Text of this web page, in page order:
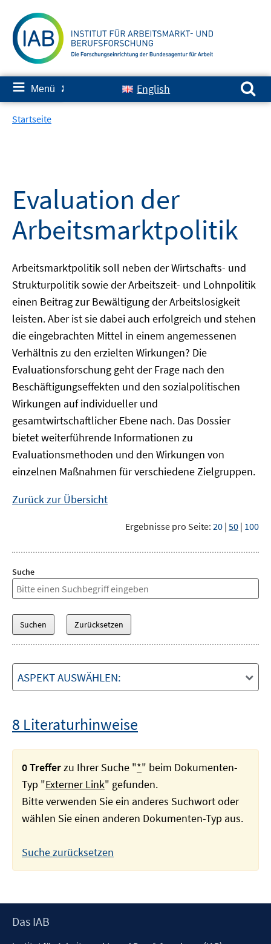
zum
Inhalt
≡ Menü ✘ English
Suchen nach:
Startseite
Evaluation der
Arbeitsmarktpolitik
Arbeitsmarktpolitik soll neben der Wirtschafts- und
Strukturpolitik sowie der Arbeitszeit- und Lohnpolitik
einen Beitrag zur Bewältigung der Arbeitslosigkeit
leisten. Aber ist sie dabei auch erfolgreich und stehen
die eingebrachten Mittel in einem angemessenen
Verhältnis zu den erzielten Wirkungen? Die
Evaluationsforschung geht der Frage nach den
Beschäftigungseffekten und den sozialpolitischen
Wirkungen auf individueller und
gesamtwirtschaftlicher Ebene nach. Das Dossier
bietet weiterführende Informationen zu
Evaluationsmethoden und den Wirkungen von
einzelnen Maßnahmen für verschiedene Zielgruppen.
Zurück zur Übersicht
Ergebnisse pro Seite: 20 | 50 | 100
Suche
ASPEKT AUSWÄHLEN:
8 Literaturhinweise
0 Trefferzu Ihrer Suche "*" beim Dokumenten-
Typ "Externer Link" gefunden.
Bitte verwenden Sie ein anderes Suchwort oder
wählen Sie einen anderen Dokumenten-Typ aus.
Suche zurücksetzen
Footer
Das IAB